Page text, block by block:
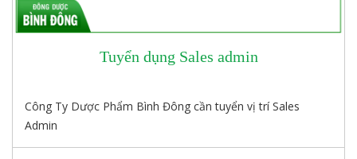
Tuyển dụng Sales admin
Công Ty Dược Phẩm Bình Đông cần tuyển vị trí Sales
Admin